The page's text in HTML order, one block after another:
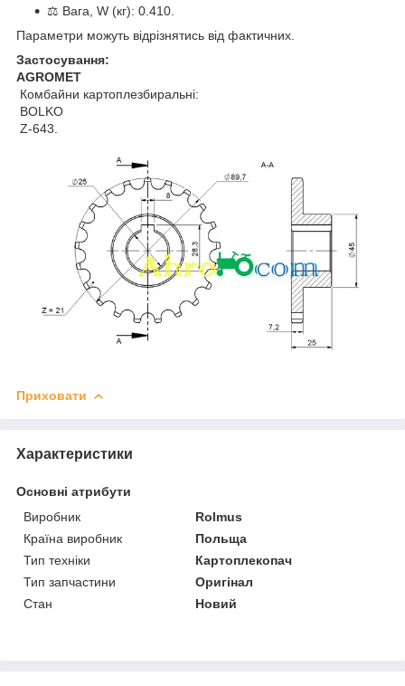
⚖️ Вага, W (кг): 0.410.
Параметри можуть відрізнятись від фактичних.
Застосування:
AGROMET
Комбайни картоплезбиральні:
BOLKO
Z-643.
Приховати
Характеристики
Основні атрибути
Виробник
Rolmus
Країна виробник
Польща
Тип техніки
Картоплекопач
Тип запчастини
Оригінал
Стан
Новий